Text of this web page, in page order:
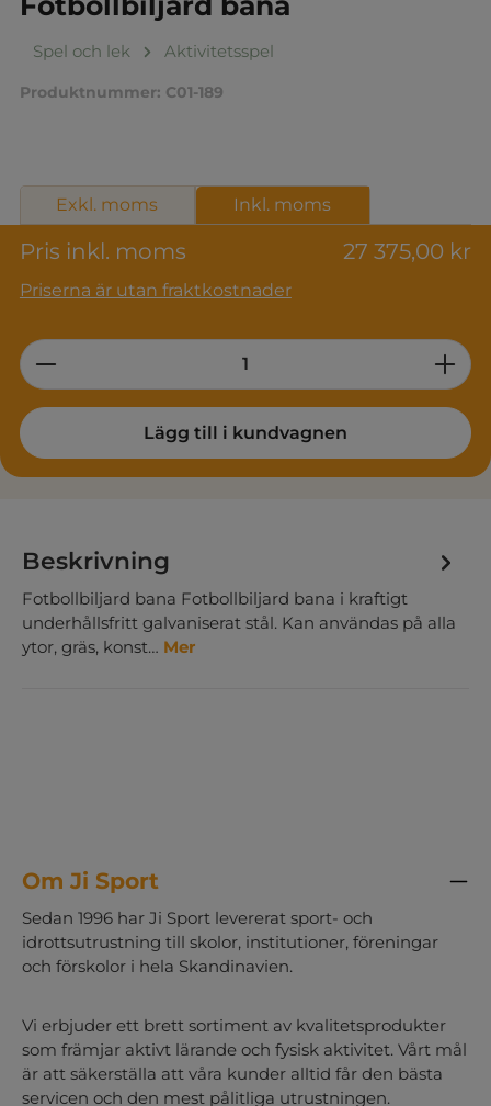
Spel och lek Aktivitetsspel
Produktnummer: C01-189
Pris inkl. moms 27 375,00 kr
Priserna är utan fraktkostnader
Exkl. moms Inkl. moms
Product Quantity: Enter the desired
Lägg till i kundvagnen
Beskrivning
Fotbollbiljard bana Fotbollbiljard bana i kraftigt
underhållsfritt galvaniserat stål. Kan användas på alla
ytor, gräs, konst… Mer
Om Ji Sport
Sedan 1996 har Ji Sport levererat sport- och
idrottsutrustning till skolor, institutioner, föreningar
och förskolor i hela Skandinavien.
Vi erbjuder ett brett sortiment av kvalitetsprodukter
som främjar aktivt lärande och fysisk aktivitet. Vårt mål
är att säkerställa att våra kunder alltid får den bästa
servicen och den mest pålitliga utrustningen.